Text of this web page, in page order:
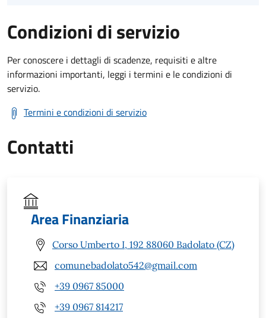
Condizioni di servizio
Per conoscere i dettagli di scadenze, requisiti e altre
informazioni importanti, leggi i termini e le condizioni di
servizio.
Termini e condizioni di servizio
Contatti
Area Finanziaria
Corso Umberto I, 192 88060 Badolato (CZ)
comunebadolato542@gmail.com
+39 0967 85000
+39 0967 814217